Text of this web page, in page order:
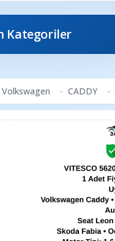
Kategoriler
Volkswagen CADDY